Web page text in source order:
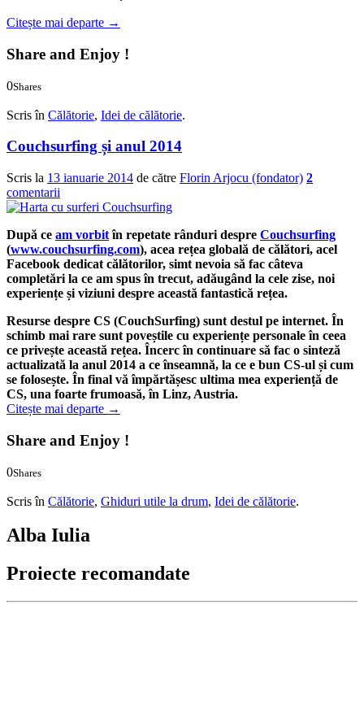
Citește mai departe →
Share and Enjoy !
0Shares
Scris în Călătorie, Idei de călătorie.
Couchsurfing și anul 2014
Scris la 13 ianuarie 2014 de către Florin Arjocu (fondator) 2
comentarii
După ce am vorbitîn repetate rânduri despre Couchsurfing
(www.couchsurfing.com), acea rețea globală de călători, acel
Facebook dedicat călătorilor, simt nevoia să fac câteva
completări la ce am spus în trecut, adăugând la cele zise, noi
experiențe și viziuni despre această fantastică rețea.
Resurse despre CS (CouchSurfing) sunt destul pe internet. În
schimb mai rare sunt poveștile cu experiențe personale în ceea
ce privește această rețea. Încerc în continuare să fac o sinteză
actualizată la anul 2014 a ce înseamnă, la ce e bun CS-ul și cum
se folosește. În final vă împărtășesc ultima mea experiență de
CS, una foarte frumoasă, în Linz, Austria.
Citește mai departe →
Share and Enjoy !
0Shares
Scris în Călătorie, Ghiduri utile la drum, Idei de călătorie.
Alba Iulia
Proiecte recomandate